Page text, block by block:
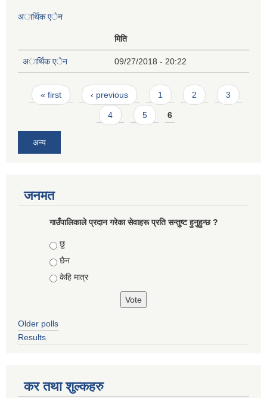
अार्थिक एेन
मिति
अार्थिक एेन 09/27/2018 - 20:22
Pages
« first ‹ previous 1 2 3
4 5 6
अन्य
जनमत
गाउँपालिकाले प्रदान गरेका सेवाहरू प्रति सन्तुष्ट हुनुहुन्छ ?
Choices
छु
छैन
केहि मात्र
Older polls
Results
कर तथा शुल्कहरु